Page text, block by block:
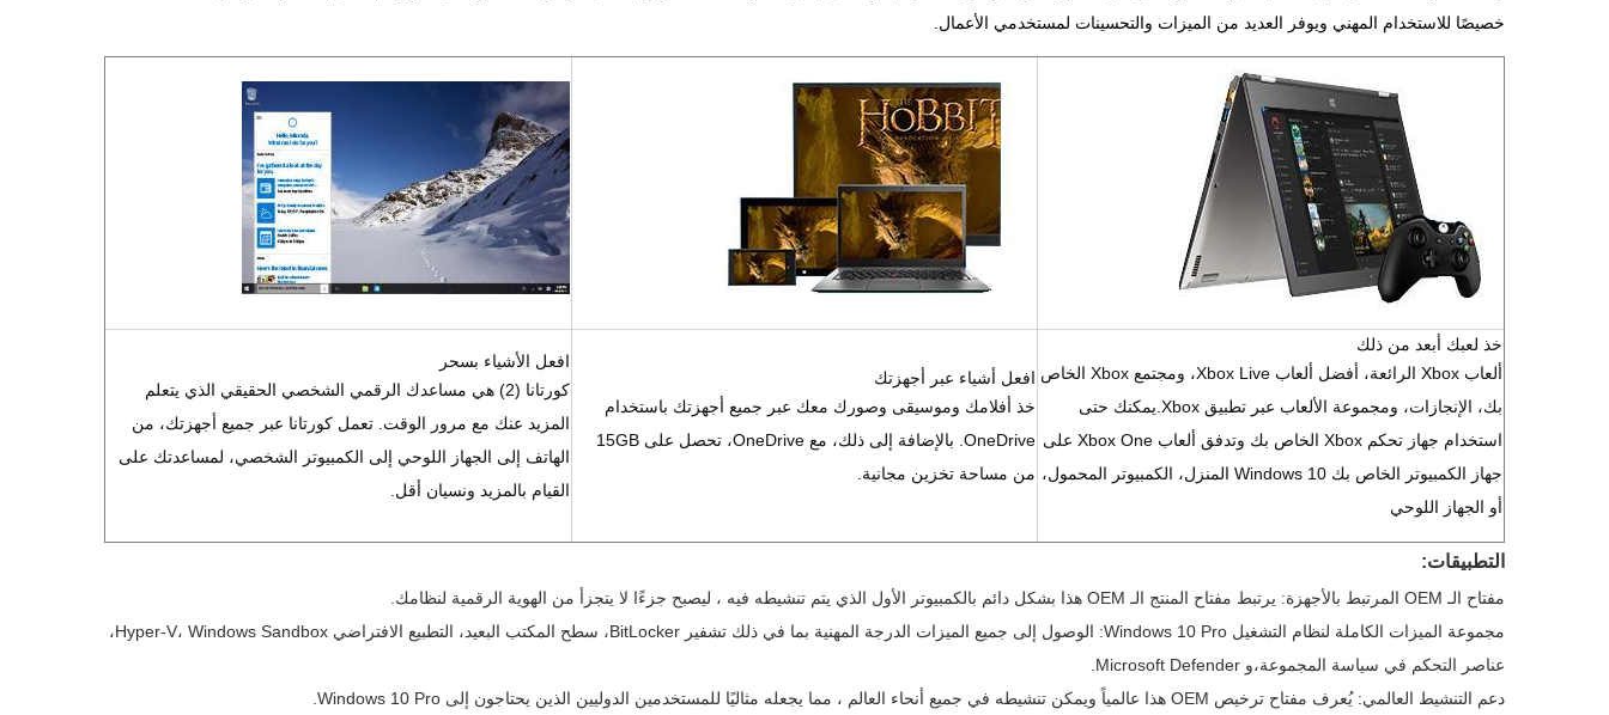
خصيصًا للاستخدام المهني ويوفر العديد من الميزات والتحسينات لمستخدمي الأعمال.
خذ لعبك أبعد من ذلك
ألعاب Xbox الرائعة، أفضل ألعاب Xbox Live، ومجتمع Xbox الخاص
بك، الإنجازات، ومجموعة الألعاب عبر تطبيق Xbox.يمكنك حتى
استخدام جهاز تحكم Xbox الخاص بك وتدفق ألعاب Xbox One على
جهاز الكمبيوتر الخاص بك Windows 10 المنزل، الكمبيوتر المحمول،
أو الجهاز اللوحي
افعل أشياء عبر أجهزتك
خذ أفلامك وموسيقى وصورك معك عبر جميع أجهزتك باستخدام
OneDrive. بالإضافة إلى ذلك، مع OneDrive، تحصل على 15GB
من مساحة تخزين مجانية.
افعل الأشياء بسحر
كورتانا (2) هي مساعدك الرقمي الشخصي الحقيقي الذي يتعلم
المزيد عنك مع مرور الوقت. تعمل كورتانا عبر جميع أجهزتك، من
الهاتف إلى الجهاز اللوحي إلى الكمبيوتر الشخصي، لمساعدتك على
القيام بالمزيد ونسيان أقل.
التطبيقات:
مفتاح الـ OEM المرتبط بالأجهزة: يرتبط مفتاح المنتج الـ OEM هذا بشكل دائم بالكمبيوتر الأول الذي يتم تنشيطه فيه ، ليصبح جزءًا لا يتجزأ من الهوية الرقمية لنظامك.
مجموعة الميزات الكاملة لنظام التشغيل Windows 10 Pro: الوصول إلى جميع الميزات الدرجة المهنية بما في ذلك تشفير BitLocker، سطح المكتب البعيد، التطبيع الافتراضي Hyper-V، Windows Sandbox،
عناصر التحكم في سياسة المجموعة،و Microsoft Defender.
دعم التنشيط العالمي: يُعرف مفتاح ترخيص OEM هذا عالمياً ويمكن تنشيطه في جميع أنحاء العالم ، مما يجعله مثاليًا للمستخدمين الدوليين الذين يحتاجون إلى Windows 10 Pro.